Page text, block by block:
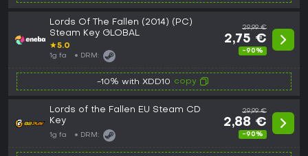
Lords Of The Fallen (2014) (PC)
Steam Key GLOBAL
★5.0
1g fa DRM:
29,99 €
2,75 €
-90%
-10% with XDD10 copy
Lords of the Fallen EU Steam CD
Key
1g fa DRM:
29,99 €
2,88 €
-90%